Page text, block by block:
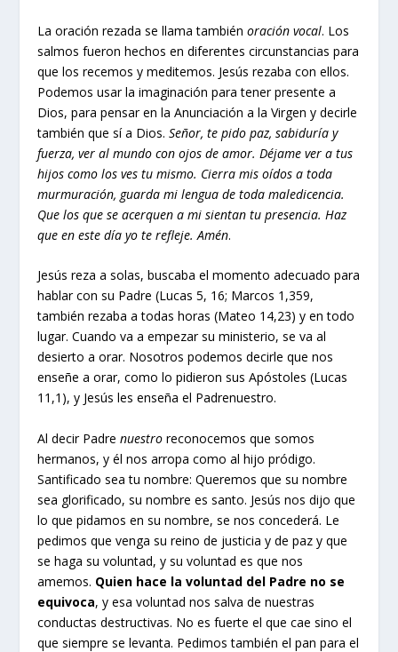
La oración rezada se llama tambiénoración vocal. Los
salmos fueron hechos en diferentes circunstancias para
que los recemos y meditemos. Jesús rezaba con ellos.
Podemos usar la imaginación para tener presente a
Dios, para pensar en la Anunciación a la Virgen y decirle
también que sí a Dios.Señor, te pido paz, sabiduría y
fuerza, ver al mundo con ojos de amor. Déjame ver a tus
hijos como los ves tu mismo. Cierra mis oídos a toda
murmuración, guarda mi lengua de toda maledicencia.
Que los que se acerquen a mi sientan tu presencia. Haz
que en este día yo te refleje. Amén.
Jesús reza a solas, buscaba el momento adecuado para
hablar con su Padre (Lucas 5, 16; Marcos 1,359,
también rezaba a todas horas (Mateo 14,23) y en todo
lugar. Cuando va a empezar su ministerio, se va al
desierto a orar. Nosotros podemos decirle que nos
enseñe a orar, como lo pidieron sus Apóstoles (Lucas
11,1), y Jesús les enseña el Padrenuestro.
Al decir Padrenuestro reconocemos que somos
hermanos, y él nos arropa como al hijo pródigo.
Santificado sea tu nombre: Queremos que su nombre
sea glorificado, su nombre es santo. Jesús nos dijo que
lo que pidamos en su nombre, se nos concederá. Le
pedimos que venga su reino de justicia y de paz y que
se haga su voluntad, y su voluntad es que nos
amemos. Quien hace la voluntad del Padre no se
equivoca, y esa voluntad nos salva de nuestras
conductas destructivas. No es fuerte el que cae sino el
que siempre se levanta. Pedimos también el pan para el